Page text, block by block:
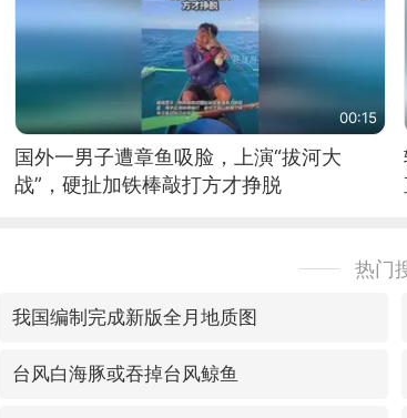
00:15
国外一男子遭章鱼吸脸，上演“拔河大
战”，硬扯加铁棒敲打方才挣脱
热门
我国编制完成新版全月地质图
台风白海豚或吞掉台风鲸鱼